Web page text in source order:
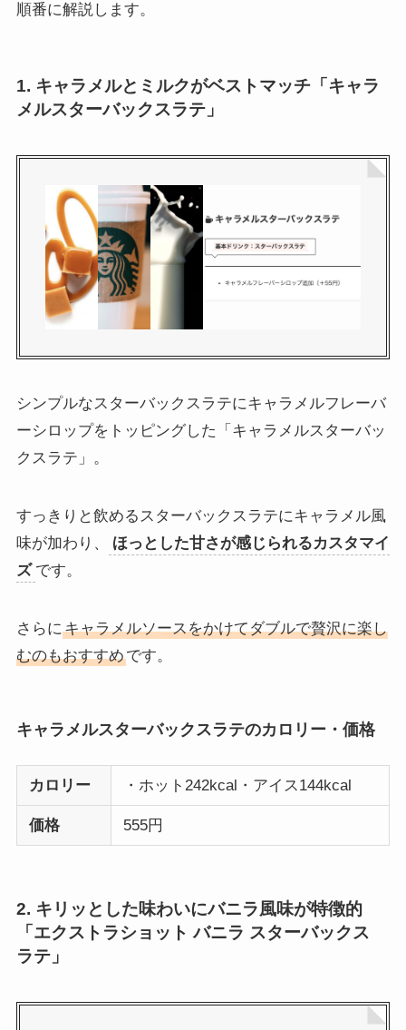
順番に解説します。
1. キャラメルとミルクがベストマッチ「キャラ
メルスターバックスラテ」
シンプルなスターバックスラテにキャラメルフレーバ
ーシロップをトッピングした「キャラメルスターバッ
クスラテ」。
すっきりと飲めるスターバックスラテにキャラメル風
味が加わり、
ほっとした甘さが感じられるカスタマイ
ズ です。
さらにキャラメルソースをかけてダブルで贅沢に楽し
むのもおすすめです。
キャラメルスターバックスラテのカロリー・価格
カロリー ・ホット242kcal・アイス144kcal
価格 555円
2. キリッとした味わいにバニラ風味が特徴的
「エクストラショット バニラ スターバックス
ラテ」